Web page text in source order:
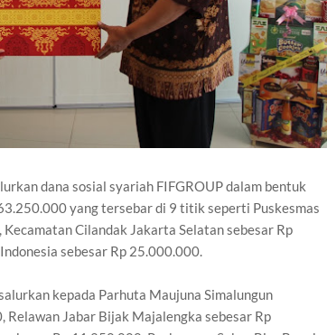
dana sosial syariah FIFGROUP dalam bentuk
yang tersebar di 9 titik seperti Puskesmas
Cilandak Jakarta Selatan sebesar Rp
sebesar Rp 25.000.000.
kepada Parhuta Maujuna Simalungun
Relawan Jabar Bijak Majalengka sebesar Rp